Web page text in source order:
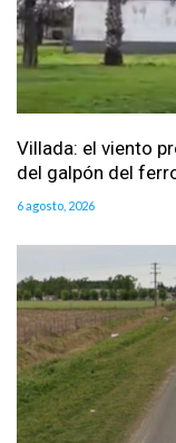
Villada: el viento
del galpón del
6 agosto, 2026